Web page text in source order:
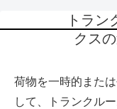
トラン
クス
荷物を一時的また
して、トランクル